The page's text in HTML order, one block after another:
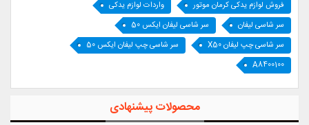
فروش لوازم یدکی کرمان موتور
واردات لوازم یدکی
سر شاسی لیفان
سر شاسی لیفان ایکس 50
سر شاسی چپ لیفان X50
سر شاسی چپ لیفان ایکس 50
A8400100
محصولات پیشنهادی